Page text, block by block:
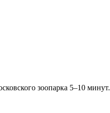
зоопарка 5–10 минут.